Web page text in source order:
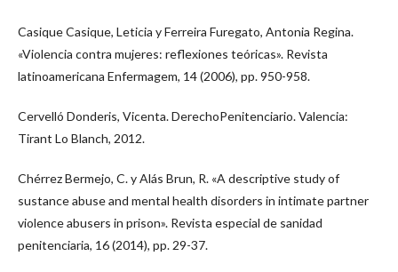
Casique Casique, Leticia y Ferreira Furegato, Antonia Regina.
«Violencia contra mujeres: reflexiones teóricas». Revista
latinoamericana Enfermagem, 14 (2006), pp. 950-958.
Cervelló Donderis, Vicenta. DerechoPenitenciario. Valencia:
Tirant Lo Blanch, 2012.
Chérrez Bermejo, C. y Alás Brun, R. «A descriptive study of
sustance abuse and mental health disorders in intimate partner
violence abusers in prison». Revista especial de sanidad
penitenciaria, 16 (2014), pp. 29-37.